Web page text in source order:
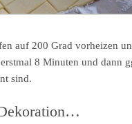
auf 200 Grad vorheizen
erstmal 8 Minuten und dann
sind.